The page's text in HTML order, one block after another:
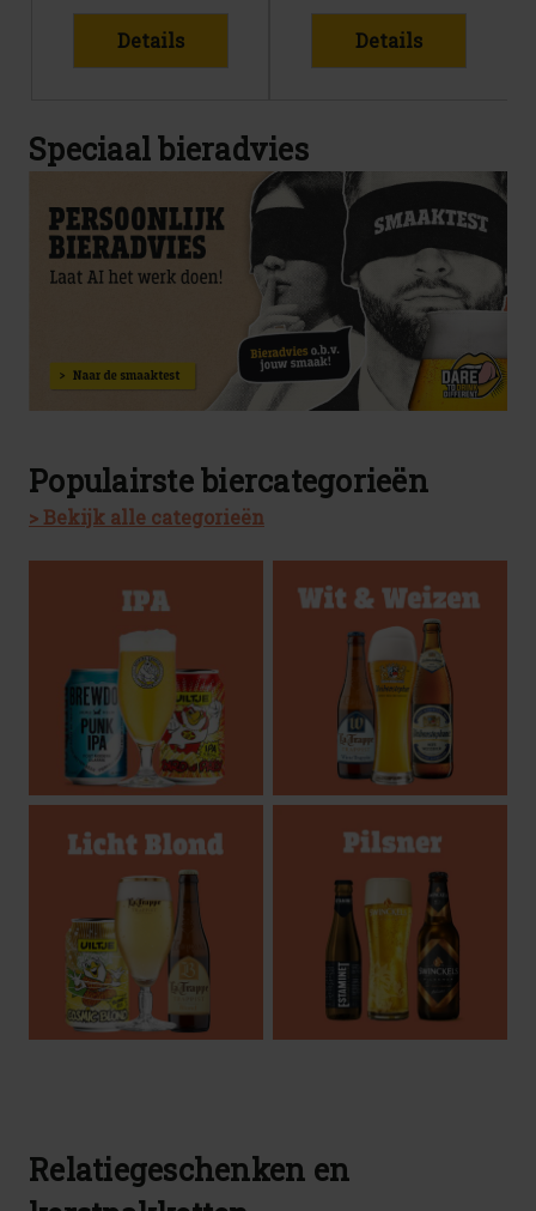
Details Details
Speciaal bieradvies
Populairste biercategorieën
> Bekijk alle categorieën
Relatiegeschenken en